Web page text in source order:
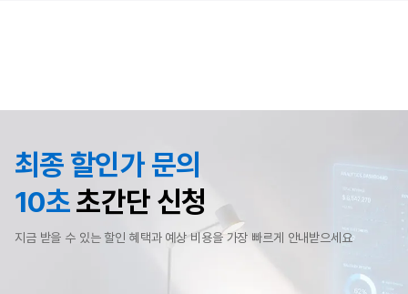
최종 할인가 문의
10초초간단 신청
지금 받을 수 있는 할인 혜택과 예상 비용을 가장 빠르게 안내받으세요